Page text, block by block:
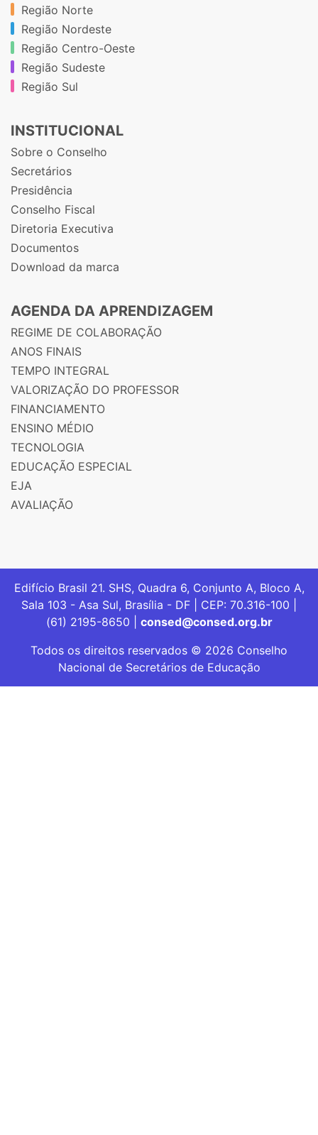
Região Norte
Região Nordeste
Região Centro-Oeste
Região Sudeste
Região Sul
INSTITUCIONAL
Sobre o Conselho
Secretários
Presidência
Conselho Fiscal
Diretoria Executiva
Documentos
Download da marca
AGENDA DA APRENDIZAGEM
REGIME DE COLABORAÇÃO
ANOS FINAIS
TEMPO INTEGRAL
VALORIZAÇÃO DO PROFESSOR
FINANCIAMENTO
ENSINO MÉDIO
TECNOLOGIA
EDUCAÇÃO ESPECIAL
EJA
AVALIAÇÃO
Edifício Brasil 21. SHS, Quadra 6, Conjunto A, Bloco A,
Sala 103 - Asa Sul, Brasília - DF | CEP: 70.316-100 |
(61) 2195-8650 | consed@consed.org.br
Todos os direitos reservados © 2026 Conselho
Nacional de Secretários de Educação